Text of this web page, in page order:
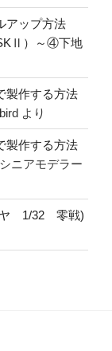
アップ方法
）～④下地
製作する方法
bird より
製作する方法
シニアモデラー
ヤ 1/32 零戦)